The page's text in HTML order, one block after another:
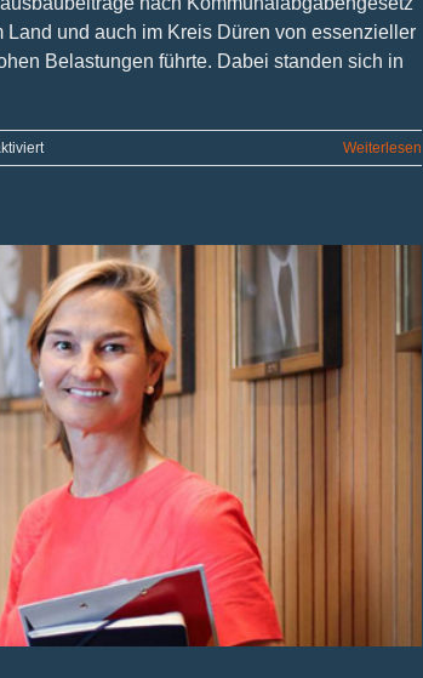
und auch im Kreis Düren von essenzieller
Belastungen führte. Dabei standen sich in
für
Klarer,
Weiterlesen